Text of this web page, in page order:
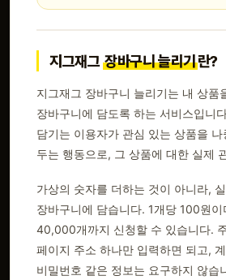
지그재그 장바구니 늘리기란?
지그재그 장바구니 늘리기는 내 상품
장바구니에 담도록 하는 서비스입니
담기는 이용자가 관심 있는 상품을
두는 행동으로, 그 상품에 대한 실제
가상의 숫자를 더하는 것이 아니라,
장바구니에 담습니다. 1개당 100원
40,000개까지 신청할 수 있습니다.
페이지 주소 하나만 입력하면 되고,
비밀번호 같은 정보는 요구하지 않습